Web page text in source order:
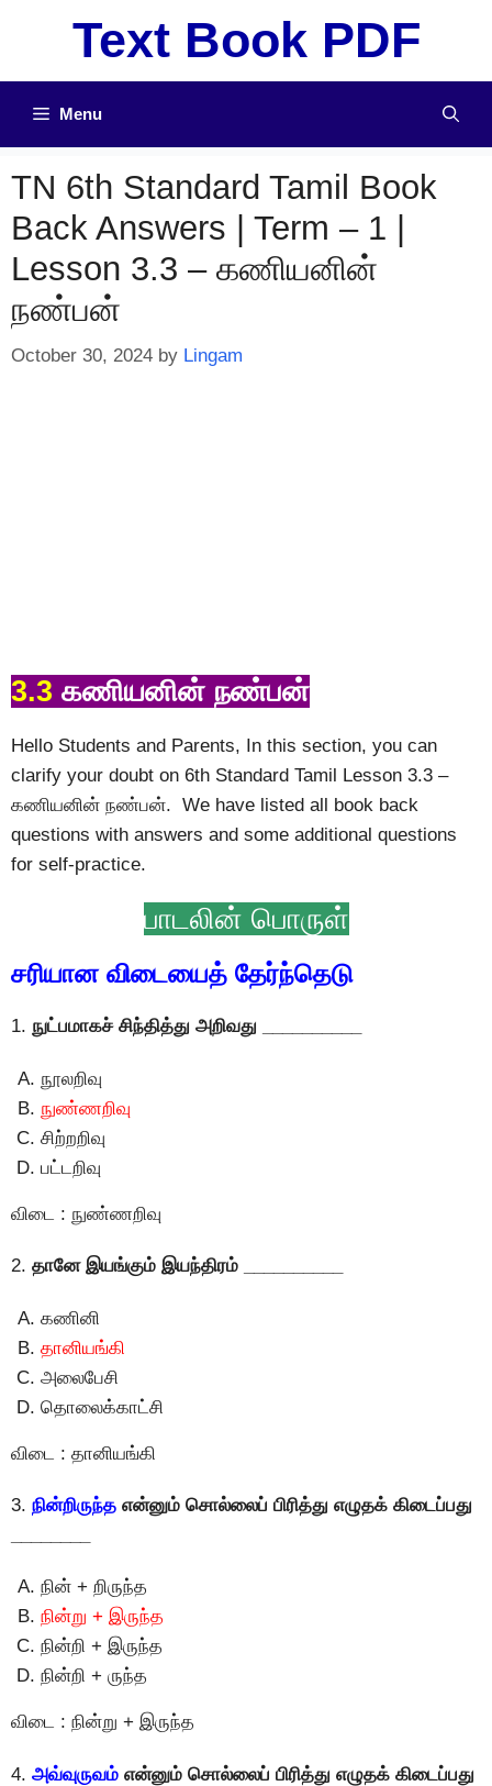
Text Book PDF
Menu
TN 6th Standard Tamil Book
Back Answers | Term – 1 |
Lesson 3.3 – கணியனின்
நண்பன்
October 30, 2024 by Lingam
3.3 கணியனின் நண்பன்
Hello Students and Parents, In this section, you can
clarify your doubt on 6th Standard Tamil Lesson 3.3 –
கணியனின் நண்பன். We have listed all book back
questions with answers and some additional questions
for self-practice.
பாடலின் பொருள்
சரியான விடையைத் தேர்ந்தெடு
1. நுட்பமாகச் சிந்தித்து அறிவது __________
நூலறிவு
நுண்ணறிவு
சிற்றறிவு
பட்டறிவு
விடை : நுண்ணறிவு
2. தானே இயங்கும் இயந்திரம் __________
கணினி
தானியங்கி
அலைபேசி
தொலைக்காட்சி
விடை : தானியங்கி
3. நின்றிருந்த என்னும் சொல்லைப் பிரித்து எழுதக் கிடைப்பது
நின் + றிருந்த
நின்று + இருந்த
நின்றி + இருந்த
நின்றி + ருந்த
விடை : நின்று + இருந்த
4. அவ்வுருவம் என்னும் சொல்லைப் பிரித்து எழுதக் கிடைப்பது